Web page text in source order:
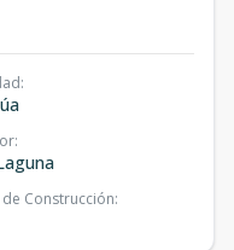
:
:
Construcción: